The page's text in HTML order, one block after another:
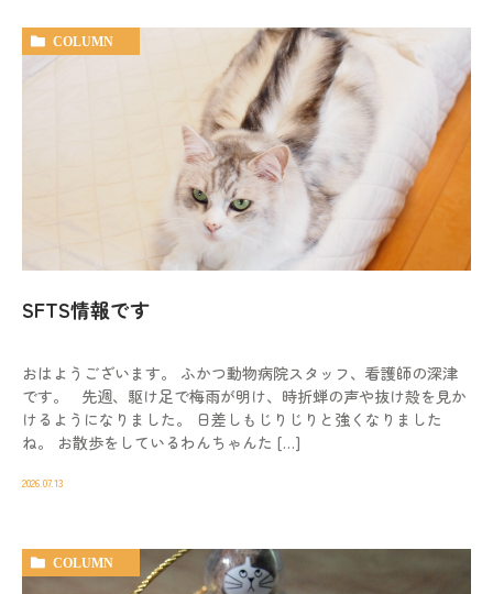
COLUMN
SFTS情報です
おはようございます。 ふかつ動物病院スタッフ、看護師の深津
です。 先週、駆け足で梅雨が明け、時折蝉の声や抜け殻を見か
けるようになりました。 日差しもじりじりと強くなりました
ね。 お散歩をしているわんちゃんた […]
2026.07.13
COLUMN